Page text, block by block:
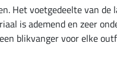
Het voetgedeelte van de
is ademend en zeer
blikvanger voor elke